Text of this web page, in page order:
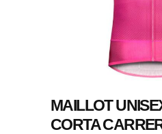
MAILLOT
CORTA